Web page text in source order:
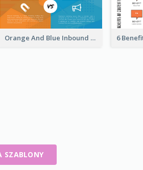
Orange And Blue Inbound Marketing vs Outbound Marketing Strategic Analysis
SZABLONY